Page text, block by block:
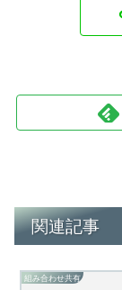
関連記事
組み合わせ共有